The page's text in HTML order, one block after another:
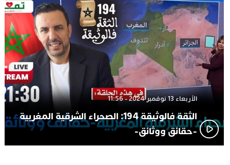
الأربعاء 13 نوفمبر 2024 - 11:56
الثقة فالوثيقة 194: الصحراء الشرقية المغربية
-حقائق ووثائق-